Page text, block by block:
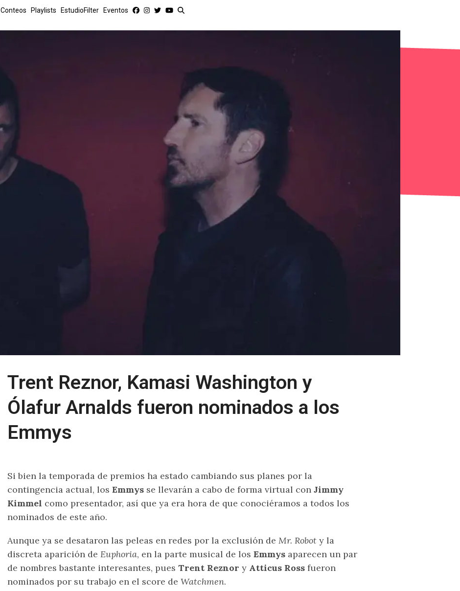
Conteos Playlists EstudioFilter Eventos
Trent Reznor, Kamasi Washington y
Ólafur Arnalds fueron nominados a los
Emmys
Si bien la temporada de premios ha estado cambiando sus planes por la
contingencia actual, los Emmys se llevarán a cabo de forma virtual con Jimmy
Kimmel como presentador, así que ya era hora de que conociéramos a todos los
nominados de este año.
Aunque ya se desataron las peleas en redes por la exclusión de Mr. Robot y la
discreta aparición de Euphoria, en la parte musical de los Emmys aparecen un par
de nombres bastante interesantes, pues Trent Reznor y Atticus Ross fueron
nominados por su trabajo en el score de Watchmen.